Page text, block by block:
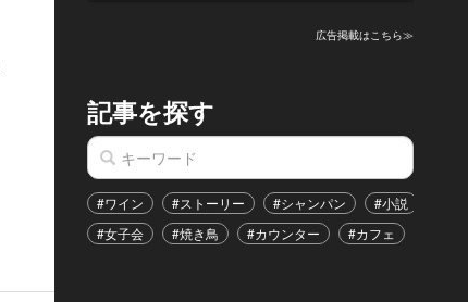
広告掲載はこちら≫
記事を探す
#ワイン #ストーリー #シャンパン #小説
#女子会
#焼き鳥 #カウンター #カフェ